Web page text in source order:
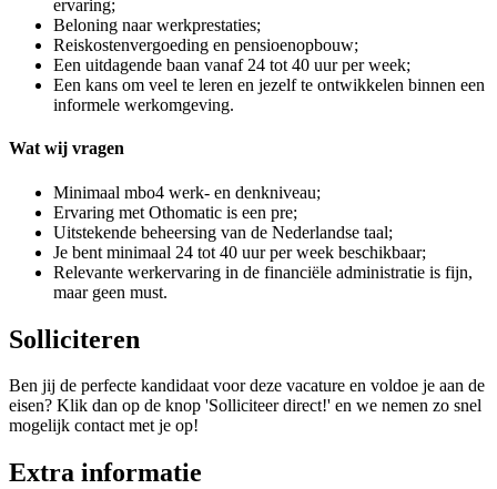
ervaring;
Beloning naar werkprestaties;
Reiskostenvergoeding en pensioenopbouw;
Een uitdagende baan vanaf 24 tot 40 uur per week;
Een kans om veel te leren en jezelf te ontwikkelen binnen een
informele werkomgeving.
Wat wij vragen
Minimaal mbo4 werk- en denkniveau;
Ervaring met Othomatic is een pre;
Uitstekende beheersing van de Nederlandse taal;
Je bent minimaal 24 tot 40 uur per week beschikbaar;
Relevante werkervaring in de financiële administratie is fijn,
maar geen must.
Solliciteren
Ben jij de perfecte kandidaat voor deze vacature en voldoe je aan de
eisen? Klik dan op de knop 'Solliciteer direct!' en we nemen zo snel
mogelijk contact met je op!
Extra informatie